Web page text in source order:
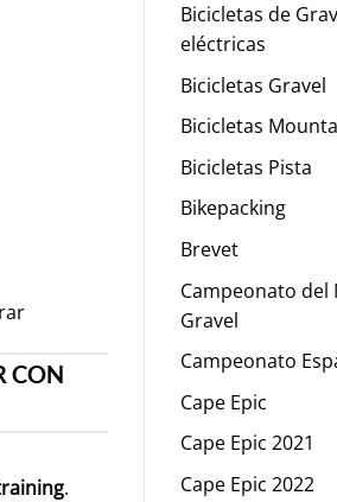
CON
.
Bicicletas de
eléctricas
Bicicletas Gravel
Bicicletas
Bicicletas Pista
Bikepacking
Brevet
Campeonato del
Gravel
Campeonato
Cape Epic
Cape Epic 2021
Cape Epic 2022